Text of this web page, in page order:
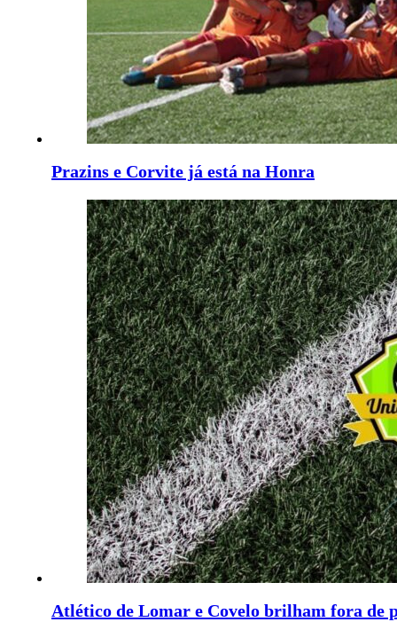
Prazins e Corvite já está na Honra
Atlético de Lomar e Covelo brilham fora de